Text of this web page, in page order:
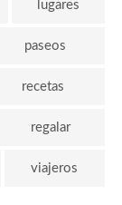
lugares
paseos
recetas
regalar
viajeros